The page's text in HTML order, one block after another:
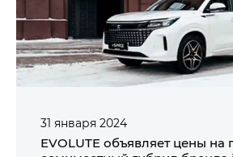
31 января 2024
EVOLUTE объявляет цены на